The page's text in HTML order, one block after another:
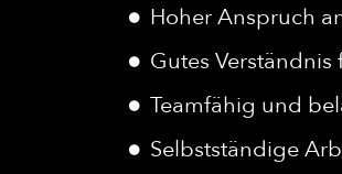
Hoher Anspruch
Gutes
Teamfähig und
Selbstständige